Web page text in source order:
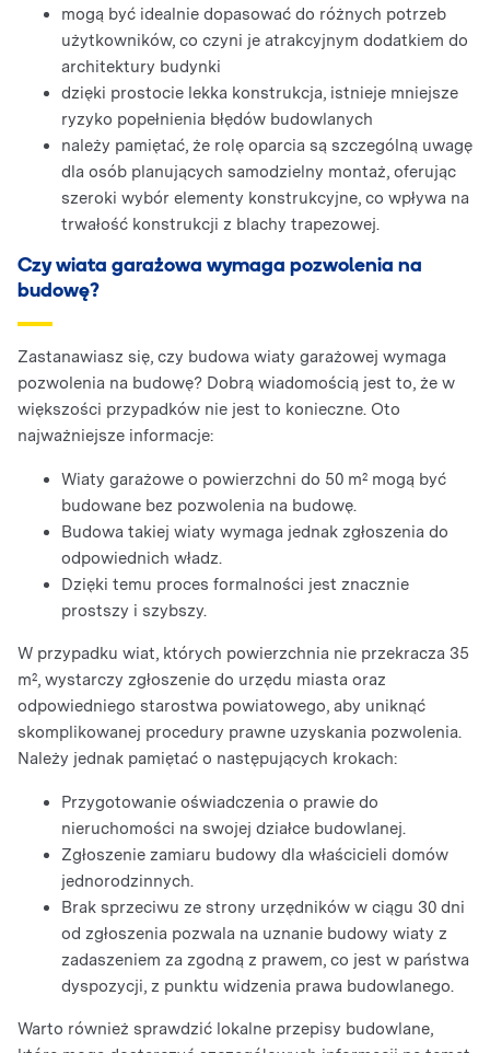
mogą być idealnie dopasować do różnych potrzeb
użytkowników, co czyni je atrakcyjnym dodatkiem do
architektury budynki
dzięki prostocie lekka konstrukcja, istnieje mniejsze
ryzyko popełnienia błędów budowlanych
należy pamiętać, że rolę oparcia są szczególną uwagę
dla osób planujących samodzielny montaż, oferując
szeroki wybór elementy konstrukcyjne, co wpływa na
trwałość konstrukcji z blachy trapezowej.
Czy wiata garażowa wymaga pozwolenia na
budowę?
Zastanawiasz się, czy budowa wiaty garażowej wymaga
pozwolenia na budowę? Dobrą wiadomością jest to, że w
większości przypadków nie jest to konieczne. Oto
najważniejsze informacje:
Wiaty garażowe o powierzchni do 50 m² mogą być
budowane bez pozwolenia na budowę.
Budowa takiej wiaty wymaga jednak zgłoszenia do
odpowiednich władz.
Dzięki temu proces formalności jest znacznie
prostszy i szybszy.
W przypadku wiat, których powierzchnia nie przekracza 35
m², wystarczy zgłoszenie do urzędu miasta oraz
odpowiedniego starostwa powiatowego, aby uniknąć
skomplikowanej procedury prawne uzyskania pozwolenia.
Należy jednak pamiętać o następujących krokach:
Przygotowanie oświadczenia o prawie do
nieruchomości na swojej działce budowlanej.
Zgłoszenie zamiaru budowy dla właścicieli domów
jednorodzinnych.
Brak sprzeciwu ze strony urzędników w ciągu 30 dni
od zgłoszenia pozwala na uznanie budowy wiaty z
zadaszeniem za zgodną z prawem, co jest w państwa
dyspozycji, z punktu widzenia prawa budowlanego.
Warto również sprawdzić lokalne przepisy budowlane,